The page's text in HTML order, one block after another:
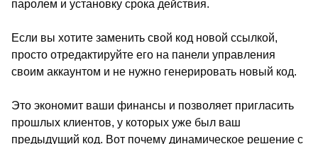
паролем и установку срока действия.
Если вы хотите заменить свой код новой ссылкой,
просто отредактируйте его на панели управления
своим аккаунтом и не нужно генерировать новый код.
Это экономит ваши финансы и позволяет пригласить
прошлых клиентов, у которых уже был ваш
предыдущий код. Вот почему динамическое решение с